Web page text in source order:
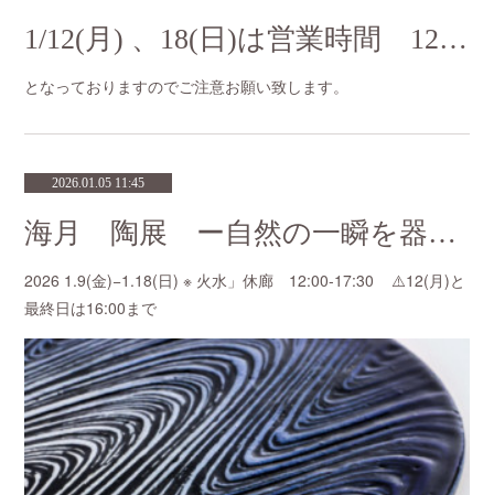
1/12(月) 、18(日)は営業時間 12:00-16:00
となっておりますのでご注意お願い致します。
2026.01.05 11:45
海月 陶展 ー自然の一瞬を器にー
2026 1.9(金)−1.18(日) ※ 火水」休廊 12:00-17:30 ⚠️12(月)と
最終日は16:00まで